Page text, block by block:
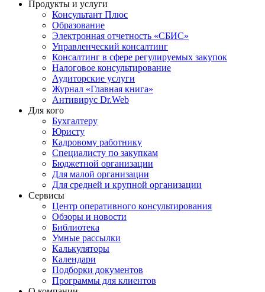
Продукты и услуги
Консультант Плюс
Образование
Электронная отчетность «СБИС»
Управленческий консалтинг
Консалтинг в сфере регулируемых закупок
Налоговое консультирование
Аудиторские услуги
Журнал «Главная книга»
Антивирус Dr.Web
Для кого
Бухгалтеру
Юристу
Кадровому работнику
Специалисту по закупкам
Бюджетной организации
Для малой организации
Для средней и крупной организации
Сервисы
Центр оперативного консультирования
Обзоры и новости
Библиотека
Умные рассылки
Калькуляторы
Календари
Подборки документов
Программы для клиентов